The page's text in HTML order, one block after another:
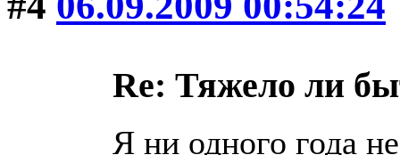
Re: Тяжело ли
Я ни одного года